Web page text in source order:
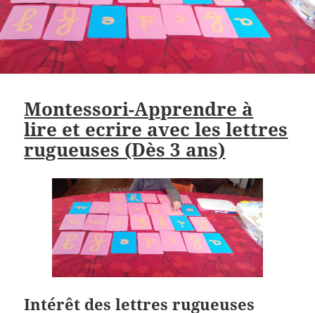
Montessori-Apprendre à
lire et ecrire avec les lettres
rugueuses (Dès 3 ans)
Intérêt des lettres rugueuses